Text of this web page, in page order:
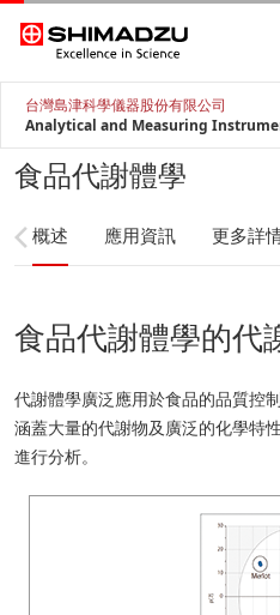
台灣島津科學儀器股份有限公司
Analytical and Measuring
食品代謝體學
概述 應用資訊 更多詳
食品代謝體學的代
代謝體學廣泛應用於食品的品質控
涵蓋大量的代謝物及廣泛的化學特
進行分析。